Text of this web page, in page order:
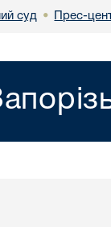
суд • Прес-